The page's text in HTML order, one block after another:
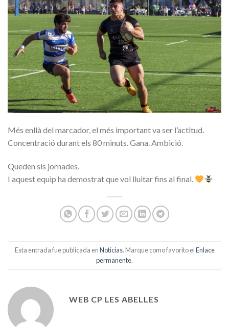
Més enllà del marcador, el més important va ser l’actitud.
Concentració durant els 80 minuts. Gana. Ambició.
Queden sis jornades.
I aquest equip ha demostrat que vol lluitar fins al final.
Esta entrada fue publicada enNoticias. Marque como favorito elEnlace
permanente.
WEB CP LES ABELLES